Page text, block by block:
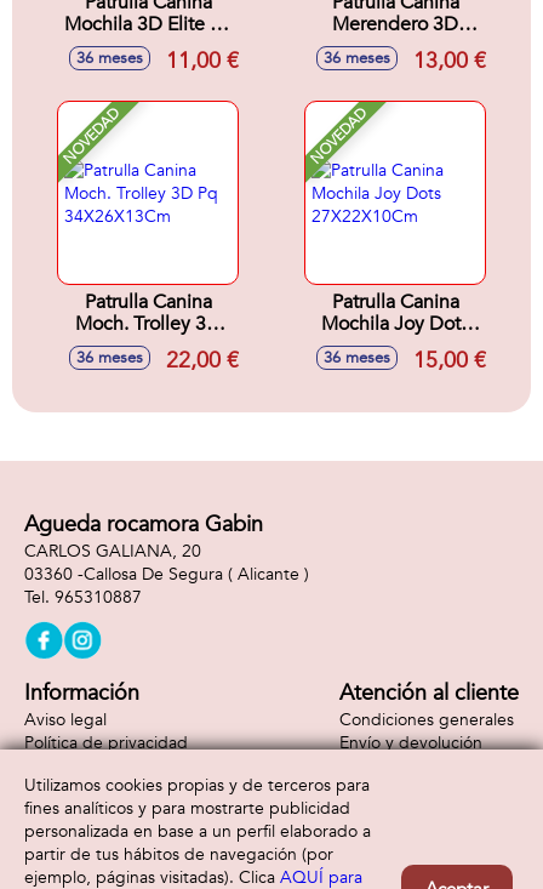
Mochila 3D Elite Re
30X25X10Cm
36 meses 11,00 €
Merendero 3D
Ready
20X26X10Cm
36 meses 13,00 €
NOVEDAD
Patrulla Canina
Moch. Trolley 3D
Pq 34X26X13Cm
36 meses 22,00 €
NOVEDAD
Patrulla Canina
Mochila Joy Dots
27X22X10Cm
36 meses 15,00 €
Agueda rocamora Gabin
CARLOS GALIANA, 20
03360 -Callosa De Segura ( Alicante )
965310887
Información
Aviso legal
Política de privacidad
Atención al cliente
Condiciones generales
Envío y devolución
Formas de pago
Utilizamos cookies propias y de terceros para
fines analíticos y para mostrarte publicidad
personalizada en base a un perfil elaborado a
partir de tus hábitos de navegación (por
ejemplo, páginas visitadas). Clica AQUÍ para